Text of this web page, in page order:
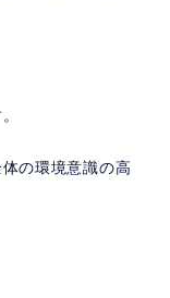
の環境意識の高